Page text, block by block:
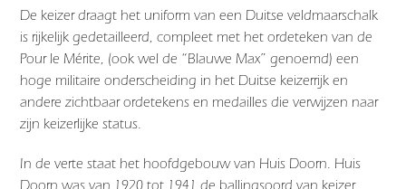
De keizer draagt het uniform van een Duitse veldmaarschalk
is rijkelijk gedetailleerd, compleet met het ordeteken van de
Pour le Mérite, (ook wel de “Blauwe Max” genoemd) een
hoge militaire onderscheiding in het Duitse keizerrijk en
andere zichtbaar ordetekens en medailles die verwijzen naar
zijn keizerlijke status.
In de verte staat het hoofdgebouw van Huis Doorn. Huis
Doorn was van 1920 tot 1941 de ballingsoord van keizer